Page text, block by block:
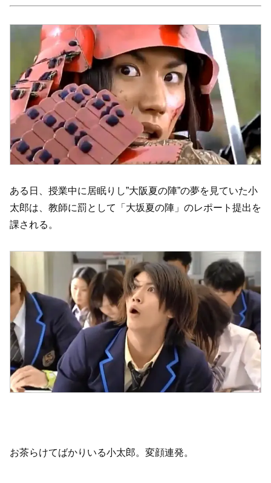
ある日、授業中に居眠りし”大阪夏の陣”の夢を見ていた小
太郎は、教師に罰として「大坂夏の陣」のレポート提出を
課される。
お茶らけてばかりいる小太郎。変顔連発。